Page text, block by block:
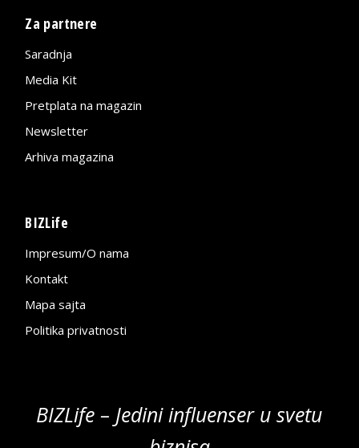
Za partnere
Saradnja
Media Kit
Pretplata na magazin
Newsletter
Arhiva magazina
BIZLife
Impresum/O nama
Kontakt
Mapa sajta
Politika privatnosti
BIZLife – Jedini influenser u svetu